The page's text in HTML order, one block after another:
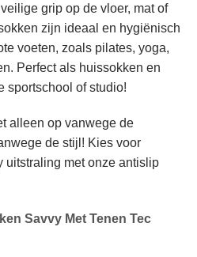
grip op de vloer, mat of
zijn ideaal en hygiënisch
voeten, zoals pilates, yoga,
Perfect als huissokken en
sportschool of studio!
alleen op vanwege de
de stijl! Kies voor
uitstraling met onze antislip
Savvy Met Tenen Tec